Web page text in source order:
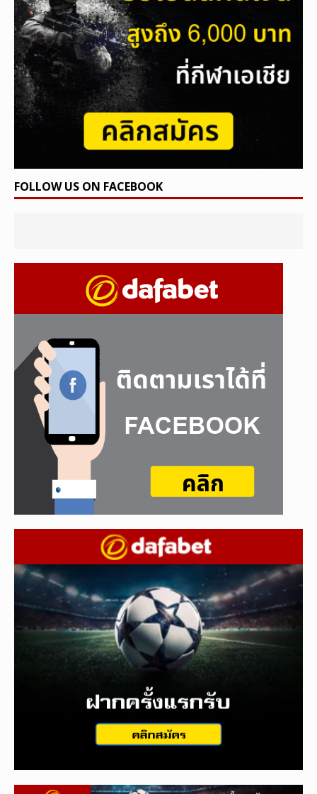
FOLLOW US ON FACEBOOK